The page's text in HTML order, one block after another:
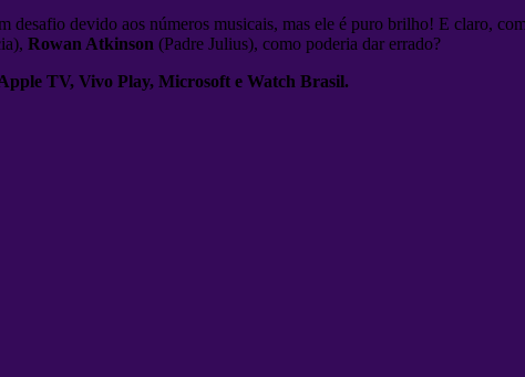
desafio devido aos números musicais, mas ele é puro brilho! E claro,
Rowan Atkinson (Padre Julius), como poderia dar errado?
TV, Vivo Play, Microsoft e Watch Brasil.